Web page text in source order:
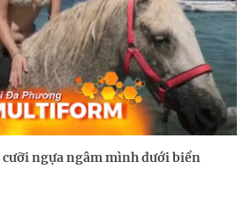
ngựa ngâm mình dưới biển